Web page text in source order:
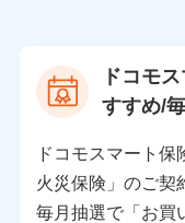
当社の対応品質向上
個人情報保護管
〒103-0013 東京
バンネット日本橋
株式会社ドコモ・
ドコモ
すすめ/
ドコモスマート
火災保険」のご契
毎月抽選で「お買